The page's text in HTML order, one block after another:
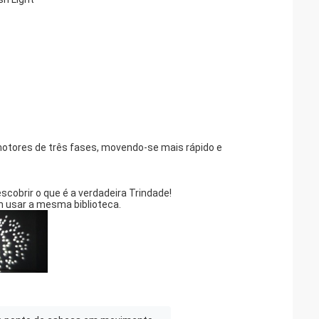
de três fases, movendo-se mais rápido e
o que é a verdadeira Trindade!
usar a mesma biblioteca.